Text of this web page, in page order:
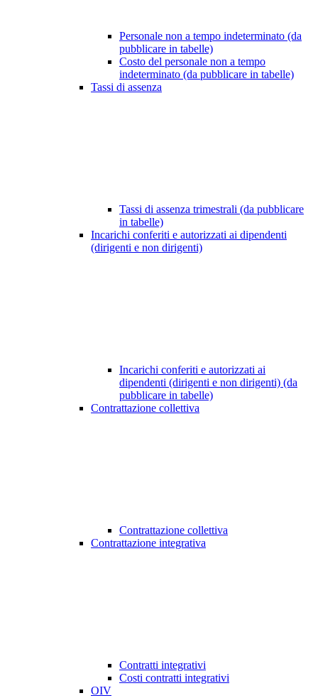
Personale non a tempo indeterminato (da
pubblicare in tabelle)
Costo del personale non a tempo
indeterminato (da pubblicare in tabelle)
Tassi di assenza
Tassi di assenza trimestrali (da pubblicare
in tabelle)
Incarichi conferiti e autorizzati ai dipendenti
(dirigenti e non dirigenti)
Incarichi conferiti e autorizzati ai
dipendenti (dirigenti e non dirigenti) (da
pubblicare in tabelle)
Contrattazione collettiva
Contrattazione collettiva
Contrattazione integrativa
Contratti integrativi
Costi contratti integrativi
OIV